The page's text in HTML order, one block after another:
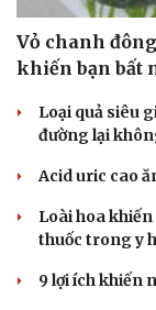
Văn học
Âm nhạc
Di sản
Vỏ chanh
khiến bạn bất
Loại quả siêu
đường lại
Acid uric cao
Loài hoa
thuốc trong y
9 lợi ích khiến